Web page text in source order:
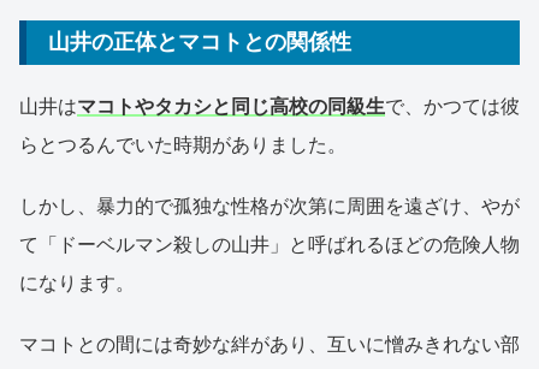
山井の正体とマコトとの関係性
山井はマコトやタカシと同じ高校の同級生で、かつては彼
らとつるんでいた時期がありました。
しかし、暴力的で孤独な性格が次第に周囲を遠ざけ、やが
て「ドーベルマン殺しの山井」と呼ばれるほどの危険人物
になります。
マコトとの間には奇妙な絆があり、互いに憎みきれない部